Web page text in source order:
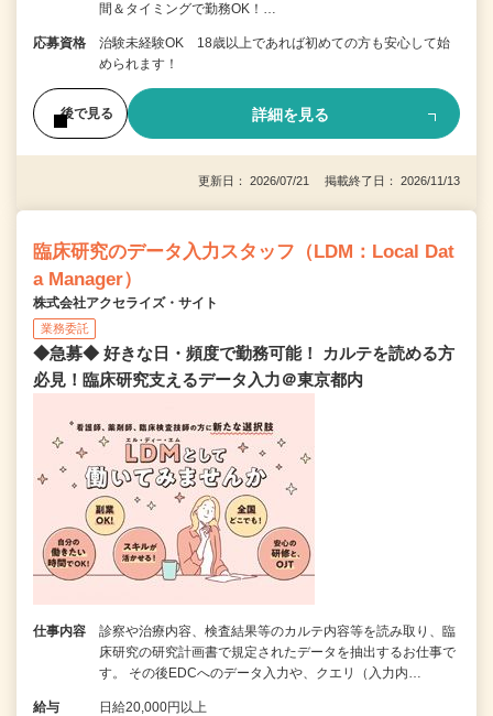
間＆タイミングで勤務OK！…
応募資格
治験未経験OK 18歳以上であれば初めての方も安心して始
められます！
後で見る 詳細を見る
更新日： 2026/07/21 掲載終了日： 2026/11/13
臨床研究のデータ入力スタッフ（LDM：Local Dat
a Manager）
株式会社アクセライズ・サイト
業務委託
◆急募◆ 好きな日・頻度で勤務可能！ カルテを読める方
必見！臨床研究支えるデータ入力＠東京都内
仕事内容
診察や治療内容、検査結果等のカルテ内容等を読み取り、臨
床研究の研究計画書で規定されたデータを抽出するお仕事で
す。 その後EDCへのデータ入力や、クエリ（入力内…
給与 日給20,000円以上